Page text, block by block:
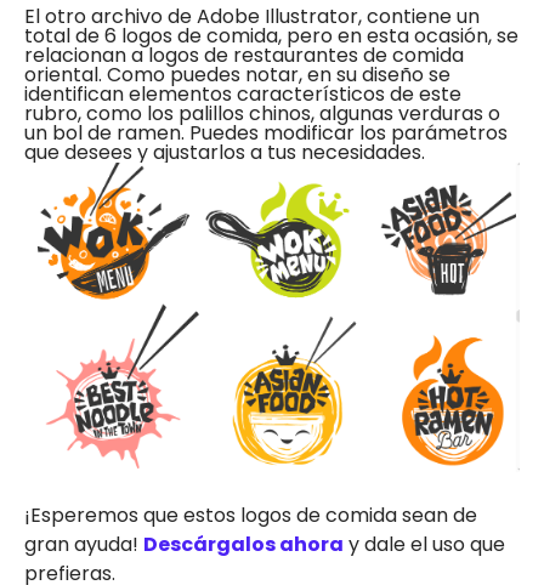
El otro archivo de Adobe Illustrator, contiene un
total de 6 logos de comida, pero en esta ocasión, se
relacionan a logos de restaurantes de comida
oriental. Como puedes notar, en su diseño se
identifican elementos característicos de este
rubro, como los palillos chinos, algunas verduras o
un bol de ramen. Puedes modificar los parámetros
que desees y ajustarlos a tus necesidades.
¡Esperemos que estos logos de comida sean de
gran ayuda! Descárgalos ahora y dale el uso que
prefieras.